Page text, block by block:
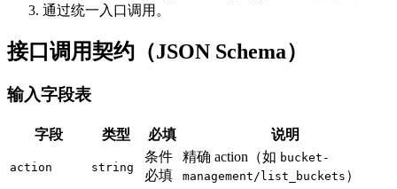
通过统一入口调用。
接口调用契约（JSON Schema）
输入字段表
字段 类型 必填 说明
action string
条件
必填
精确 action（如 bucket-
management/list_buckets ）